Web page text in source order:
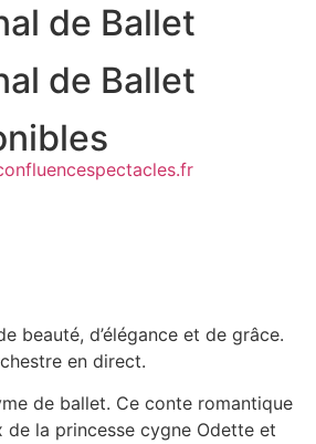
de Ballet
de Ballet
beauté, d’élégance et de grâce.
en direct.
de ballet. Ce conte romantique
la princesse cygne Odette et